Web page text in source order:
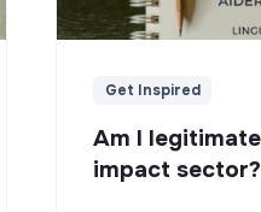
Get Inspired
Am I
impact sector?